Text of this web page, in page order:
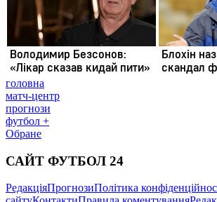
головна
матч-центр
прогнози
футбол +
Обране
САЙТ ФУТБОЛ 24
РедакціяПрогнозиПолітика